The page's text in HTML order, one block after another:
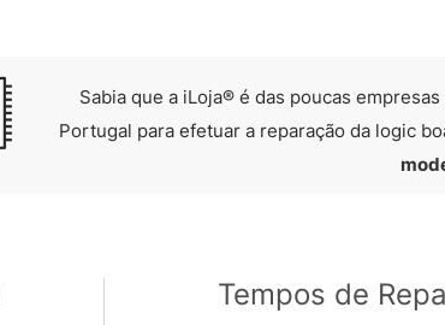
Sabia que a iLoja® é das poucas
Portugal para efetuar a reparação da logic
Tempos de